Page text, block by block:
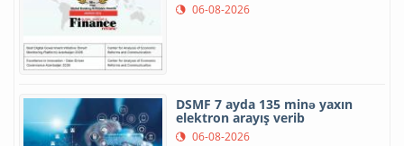
06-08-2026
DSMF 7 ayda 135 minə yaxın
elektron arayış verib
06-08-2026